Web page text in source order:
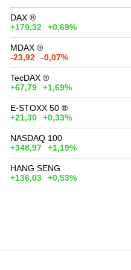
DAX ®
+179,32
+0,69%
MDAX ®
-23,92
-0,07%
TecDAX ®
+67,79
+1,69%
E-STOXX 50 ®
+21,30
+0,33%
NASDAQ 100
+348,97
+1,19%
HANG SENG
+136,03
+0,53%